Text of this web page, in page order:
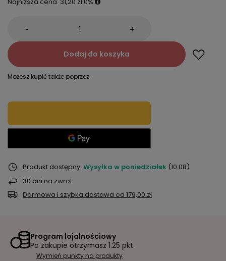
- +
Dodaj do koszyka
Możesz kupić także poprzez:
Produkt dostępny Wysyłka w poniedziałek (10.08)
30 dni na zwrot
Darmowa i szybka dostawa od 179,00 zł
Program lojalnościowy
Po zakupie otrzymasz 1.25 pkt.
Wymień punkty na produkty